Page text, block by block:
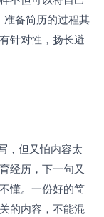
备简历的过程其
针对性，扬长避
经历，下一句又
懂。一份好的简
的内容，不能混